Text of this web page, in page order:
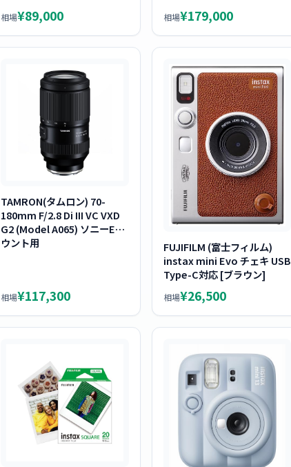
相場¥89,000 相場¥179,000
TAMRON(タムロン) 70-
180mm F/2.8 Di III VC VXD
G2 (Model A065) ソニーEマ
ウント用
相場¥117,300
FUJIFILM (富士フィルム)
instax mini Evo チェキ USB
Type-C対応 [ブラウン]
相場¥26,500